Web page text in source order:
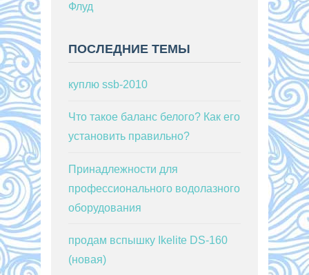
Флуд
ПОСЛЕДНИЕ ТЕМЫ
куплю ssb-2010
Что такое баланс белого? Как его
установить правильно?
Принадлежности для
профессионального водолазного
оборудования
продам вспышку Ikelite DS-160
(новая)